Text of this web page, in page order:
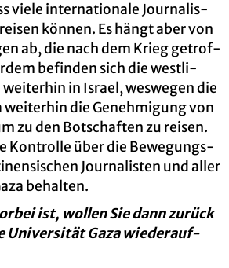
viele in­ter­na­tio­na­le Jour­na­lis­
kön­nen. Es hängt aber von
ab, die nach dem Krieg ge­trof­
be­fin­den sich die west­li­
in Is­ra­el, wes­we­gen die
wei­ter­hin die Ge­neh­mi­gung von
zu den Bot­schaf­ten zu rei­sen.
Kon­trol­le über die Be­we­gungs­
Jour­na­lis­ten und aller
be­hal­ten.
ist, wol­len Sie dann zu­rück
Uni­ver­si­tät Gaza wie­der­auf­